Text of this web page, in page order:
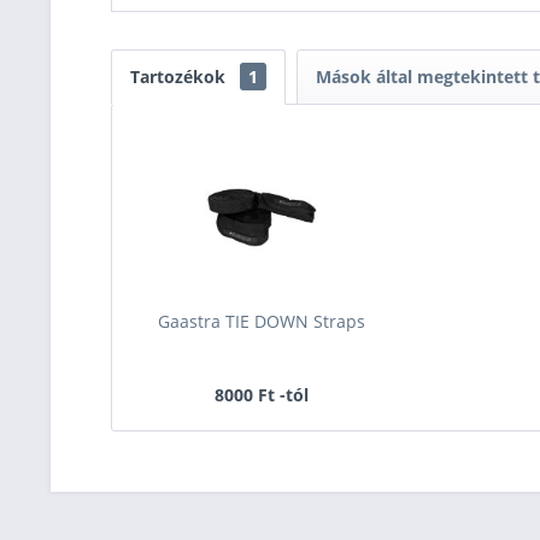
Tartozékok 1 Mások által megtekintett
Gaastra TIE DOWN Straps
8000 Ft -tól